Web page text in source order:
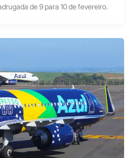
de 9 para 10 de fevereiro.